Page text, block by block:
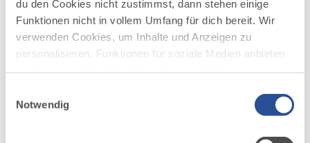
du den Cookies nicht zustimmst, dann stehen einige
Funktionen nicht in vollem Umfang für dich bereit. Wir
verwenden Cookies, um Inhalte und Anzeigen zu
personalisieren, Funktionen für soziale Medien anbieten
deiner Verwendung unserer Website an unsere Partner
Notwendig
Konferenzraum entstanden. Wenn nicht
gerade gearbeitet wird, können Geburtstage,
Feiern und andere Events hier stattfinden. Ein
gutes Miteinander steht an erster Stelle. Die
gemeinsame Nutzung der verschiedenen, von
Gedanken des Teilens.